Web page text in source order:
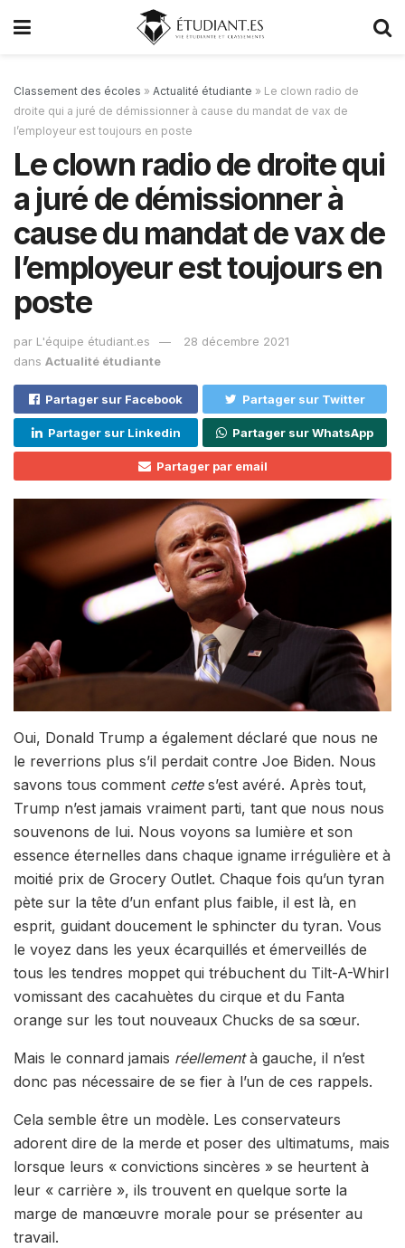
Classement des écoles » Actualité étudiante » Le clown radio de
droite qui a juré de démissionner à cause du mandat de vax de
l’employeur est toujours en poste
Le clown radio de droite qui
a juré de démissionner à
cause du mandat de vax de
l’employeur est toujours en
poste
par L'équipe étudiant.es
28 décembre 2021
dans Actualité étudiante
Partager sur Facebook Partager sur Twitter
Partager sur Linkedin Partager sur WhatsApp
Partager par email
Oui, Donald Trump a également déclaré que nous ne
le reverrions plus s’il perdait contre Joe Biden. Nous
savons tous comment cettes’est avéré. Après tout,
Trump n’est jamais vraiment parti, tant que nous nous
souvenons de lui. Nous voyons sa lumière et son
essence éternelles dans chaque igname irrégulière et à
moitié prix de Grocery Outlet. Chaque fois qu’un tyran
pète sur la tête d’un enfant plus faible, il est là, en
esprit, guidant doucement le sphincter du tyran. Vous
le voyez dans les yeux écarquillés et émerveillés de
tous les tendres moppet qui trébuchent du Tilt-A-Whirl
vomissant des cacahuètes du cirque et du Fanta
orange sur les tout nouveaux Chucks de sa sœur.
Mais le connard jamais réellementà gauche, il n’est
donc pas nécessaire de se fier à l’un de ces rappels.
Cela semble être un modèle. Les conservateurs
adorent dire de la merde et poser des ultimatums, mais
lorsque leurs « convictions sincères » se heurtent à
leur « carrière », ils trouvent en quelque sorte la
marge de manœuvre morale pour se présenter au
travail.